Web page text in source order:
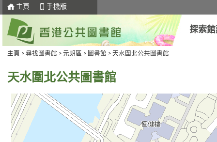
主頁 手機版
探索
主頁 > 尋找圖書館 > 元朗區 > 圖書館 > 天水圍北公共圖書館
天水圍北公共圖書館